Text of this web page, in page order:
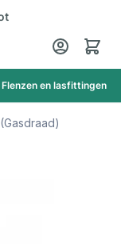
Cart
Flenzen en lasfittingen